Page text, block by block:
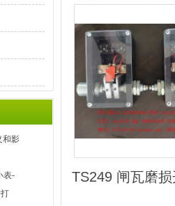
和影
表-
TS249 闸瓦磨